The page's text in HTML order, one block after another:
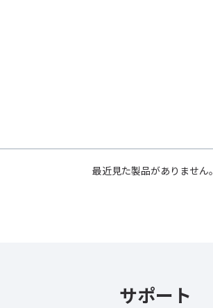
最近見た製品がありません。
サポート